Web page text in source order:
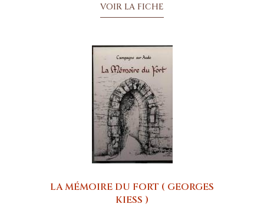
VOIR LA FICHE
LA MÉMOIRE DU FORT ( GEORGES
KIESS )